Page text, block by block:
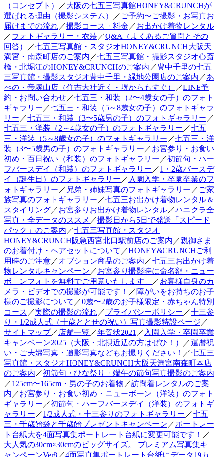
（コンセプト） ／大阪の七五三写真館HONEY&CRUNCHが
選ばれる理由（撮影システム）
／ ご予約〜ご撮影・お写真お
届けまでの流れ／撮影コース・料金 ／お出かけ着物レンタル
／フォトギャラリー・衣装 ／Q&A（よくあるご質問とその
回答）
／七五三写真館・スタジオHONEY&CRUNCH大阪天
満宮・南森町店のご案内 ／七五三写真館・撮影スタジオ心斎
橋・北堀江のHONEY&CRUNCHのご案内 ／豊中千里の七五
三写真館・撮影スタジオ豊中千里・緑地公園店のご案内 ／あ
べの・帝塚山店（住吉大社近く・堺からもすぐ）
／LINE予
約・お問い合わせ／七五三・和装（2〜4歳女の子）のフォト
ギャラリー ／七五三・和装（5～8歳女の子）のフォトギャラ
リー ／七五三・和装（3〜5歳男の子）のフォトギャラリー ／
七五三・洋装（2～4歳女の子）のフォトギャラリー ／七五
三・洋装（5～8歳女の子）のフォトギャラリー ／七五三・洋
装（3〜5歳男の子）のフォトギャラリー ／お宮参り・お食い
初め・百日祝い（和装）のフォトギャラリー ／初節句・ハー
フバースデイ（和装）のフォトギャラリー ／1・2歳バースデ
イ（誕生日）のフォトギャラリー ／ 入園入学・卒園卒業のフ
ォトギャラリー ／ 兄弟・姉妹写真のフォトギャラリー ／ ご家
族写真のフォトギャラリー ／七五三お出かけ着物レンタル＆
スタイリング／お宮参りお出かけ着物レンタル／ハニクラ全
写真・全データのススメ ／撮影日から5日で発送「スピード
パック」のご案内 ／七五三写真館・スタジオ
HONEY&CRUNCH阪急西宮北口駅前店のご案内 ／親御さま
のお着付け・ヘアセットについて ／HONEY&CRUNCHご利
用時のご注意／オプション商品のご案内 ／七五三お出かけ着
物レンタルキャンペーン ／お宮参り撮影時に命名額・ニュー
ボーンフォトを無料でご用意いたします。
／お客様自身のカ
メラ・ビデオでの撮影が可能です！ ／障がいをお持ちのお子
様のご撮影について ／0歳〜2歳のお子様限定・赤ちゃん特別
コース ／実際の撮影の流れ／プライバシーポリシー ／十三参
り・1/2成人式（十歳ととせの祝い）写真撮影特設ページ ／
サイトマップ／ 店舗一覧 ／年賀状2021 ／ 入園入学・卒園卒業
キャンペーン2025（大阪・北摂近辺の方はぜひ！）
／還暦祝
い・ご夫婦写真・遺影写真などもお撮りください！ ／七五三
写真館・スタジオHONEY&CRUNCH大阪天満宮南森町本店
のご案内 ／初節句・ひな祭り・端午の節句写真撮影のご案内
／125cm〜165cm・男の子のお着物 ／訪問着レンタルのご案
内 ／お宮参り・お食い初め・ニューボーン（洋装）のフォト
ギャラリー ／初節句・ハーフバースデイ（洋装）のフォトギ
ャラリー ／1/2成人式・十三参りのフォトギャラリー ／七五
三・千歳飴袋と千歳飴プレゼントキャンペーン ／ポートレー
ト台紙大を4面写真集ポートレート台紙に変更可能です！ ／
大人気の30cm×30cmのビッグサイズ。 プレミアム写真集キ
ャンペーンVer8／4面写真集ポートレート台紙にデータ19カ